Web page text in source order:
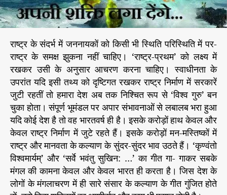
त
राष्ट्र के संदर्भ में जननायकों को किसी भी स्थिति परिस्थिति में पर-
राष्ट्र के समक्ष झुकना नहीं चाहिए। ‘राष्ट्र-प्रथम’ को लक्ष्य में
रखकर उसी के अनुसार आचरण करना चाहिए। स्वाधीनता के
उपरांत यदि इसी तथ्य को दृष्टिगत रखकर राष्ट्र निर्माण में सरकारें
जुटी रहतीं तो हमारा देश अब तक निश्चित रूप से ‘विश्व गुरु’ बन
चुका होता। संपूर्ण भूमंडल पर अपार संभावनाओं से लबालब भरा हुआ
यदि कोई देश है तो वह भारतवर्ष ही है। इसके करोड़ों हाथ केवल और
केवल राष्ट्र निर्माण में जुटे रहते हैं। इसके करोड़ों मन-मस्तिष्कों में
राष्ट्र और मानवता के कल्याण के सुंदर-सुंदर भाव उठते हैं। ‘कृण्वंतो
विश्वमार्यम्’ और ‘सर्वे भवंतु सुखिन: …’ का गीत गा- गाकर सबके
मंगल की कामना केवल और केवल भारत ही करता है। जिस देश के
लोगों के मंगलाचरण में ही सारे संसार के कल्याण के गीत गुंजित होते